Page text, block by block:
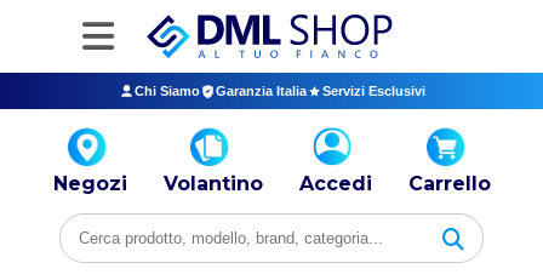
Chi Siamo Garanzia Italia Servizi Esclusivi
Negozi Volantino Accedi Carrello